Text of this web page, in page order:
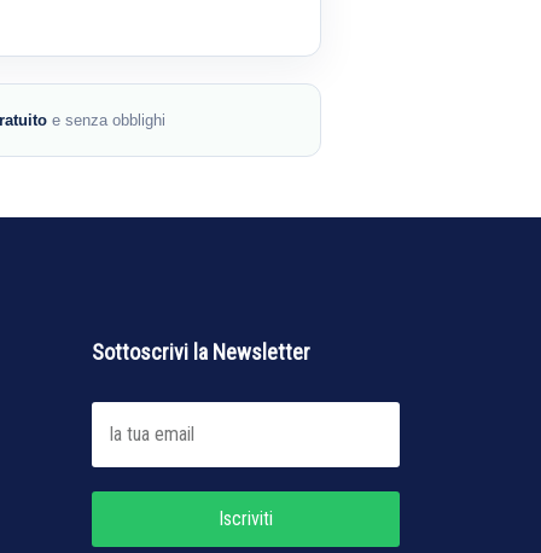
e senza obblighi
Sottoscrivi la Newsletter
Iscriviti